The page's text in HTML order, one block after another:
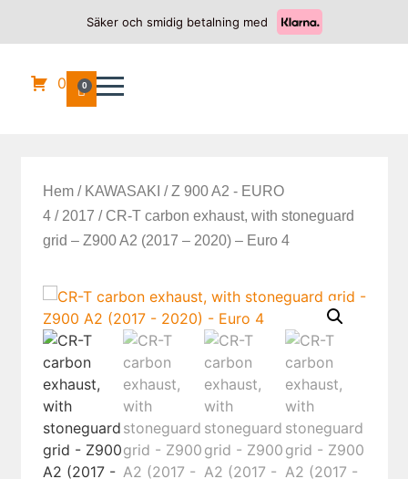
Säker och smidig betalning med
0 0
Hem/ KAWASAKI /Z 900 A2 - EURO
4/ 2017 / CR-T carbon exhaust, with stoneguard
grid – Z900 A2 (2017 – 2020) – Euro 4